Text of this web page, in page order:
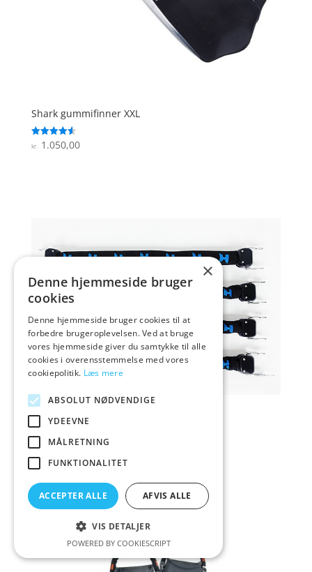
Shark gummifinner XXL
Vurderet
4.6
kr.1.050,00
Springstraps M
5
ud af 5
×
Denne hjemmeside bruger
cookies
Denne hjemmeside bruger cookies til at
forbedre brugeroplevelsen. Ved at bruge
vores hjemmeside giver du samtykke til alle
cookies i overensstemmelse med vores
cookiepolitik. Læs mere
ABSOLUT NØDVENDIGE
YDEEVNE
MÅLRETNING
FUNKTIONALITET
ACCEPTER ALLE AFVIS ALLE
VIS DETALJER
POWERED BY COOKIESCRIPT